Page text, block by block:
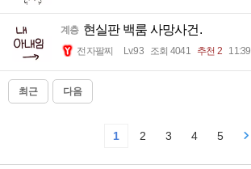
계층 현실판 백룸 사망사건.
전자팔찌 Lv.93 조회 4041 추천 2 11:39
최근 다음
1 2 3 4 5